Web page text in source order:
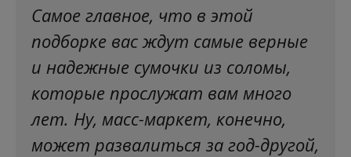
Самое главное, что в этой
подборке вас ждут самые верные
и надежные сумочки из соломы,
которые прослужат вам много
лет. Ну, масс-маркет, конечно,
может развалиться за год-другой,